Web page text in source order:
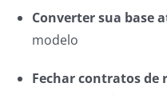
Converter sua base
modelo
Fechar contratos de